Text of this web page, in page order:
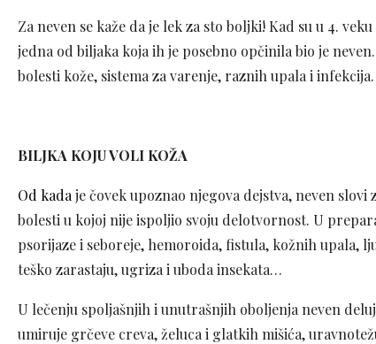
Za neven se kaže da je lek za sto boljki! Kad su u 4.
jedna od biljaka koja ih je posebno opčinila bio je
bolesti kože, sistema za varenje, raznih upala i infekcija.
BILJKA KOJU VOLI KOŽA
Od kada je čovek upoznao njegova dejstva, neven
bolesti u kojoj nije ispoljio svoju delotvornost. U
psorijaze i seboreje, hemoroida, fistula, kožnih upala,
teško zarastaju, ugriza i uboda insekata…
U lečenju spoljašnjih i unutrašnjih oboljenja neven
umiruje grčeve creva, želuca i glatkih mišića,